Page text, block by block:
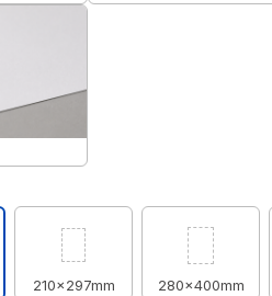
210x297mm 280x400mm